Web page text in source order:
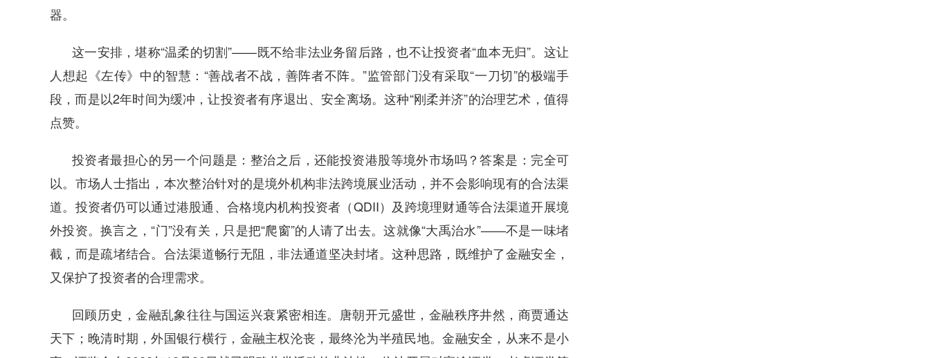
器。
这一安排，堪称“温柔的切割”——既不给非法业务留后路，也不让投资者“血本无归”。这让
人想起《左传》中的智慧：“善战者不战，善阵者不阵。”监管部门没有采取“一刀切”的极端手
段，而是以2年时间为缓冲，让投资者有序退出、安全离场。这种“刚柔并济”的治理艺术，值得
点赞。
投资者最担心的另一个问题是：整治之后，还能投资港股等境外市场吗？答案是：完全可
以。市场人士指出，本次整治针对的是境外机构非法跨境展业活动，并不会影响现有的合法渠
道。投资者仍可以通过港股通、合格境内机构投资者（QDII）及跨境理财通等合法渠道开展境
外投资。换言之，“门”没有关，只是把“爬窗”的人请了出去。这就像“大禹治水”——不是一味堵
截，而是疏堵结合。合法渠道畅行无阻，非法通道坚决封堵。这种思路，既维护了金融安全，
又保护了投资者的合理需求。
回顾历史，金融乱象往往与国运兴衰紧密相连。唐朝开元盛世，金融秩序井然，商贾通达
天下；晚清时期，外国银行横行，金融主权沦丧，最终沦为半殖民地。金融安全，从来不是小